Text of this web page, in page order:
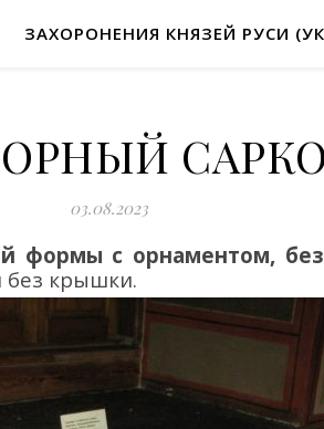
ЗАХОРОНЕНИЯ КНЯЗЕЙ РУСИ
03.08.2023
формы с орнаментом,
без крышки.